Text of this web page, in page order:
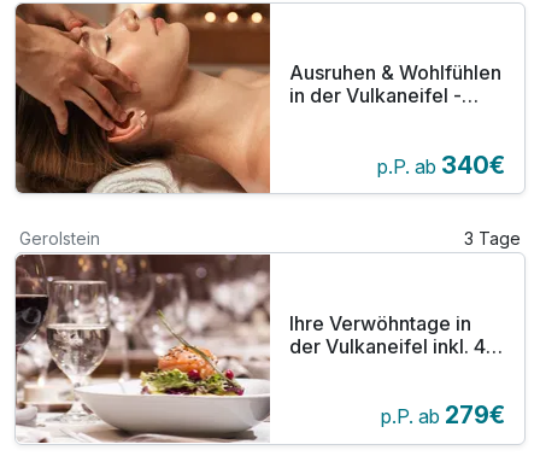
Ausruhen & Wohlfühlen
in der Vulkaneifel -
p.P. ab 340€
Gerolstein 3 Tage
Ihre Verwöhntage in
der Vulkaneifel inkl. 4-
p.P. ab 279€